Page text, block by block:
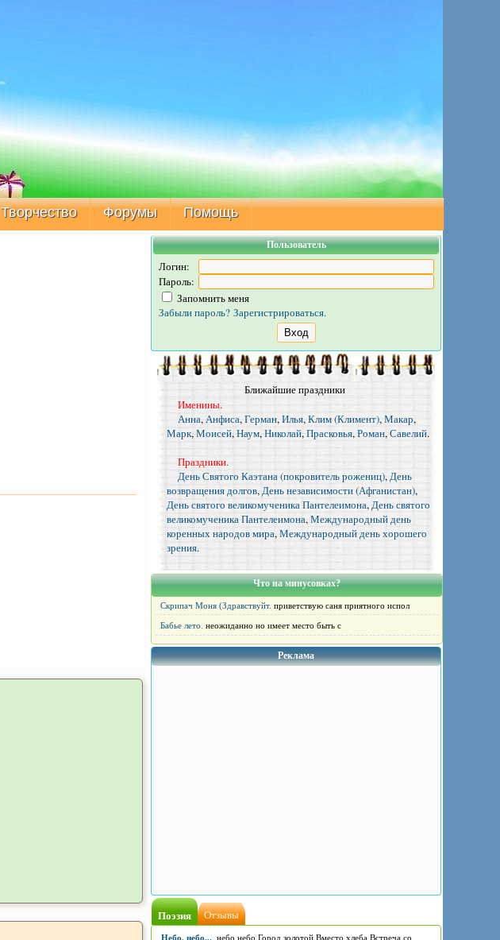
Творчество Форумы Помощь
Пользователь
Логин:
Пароль:
Запомнить меня
Забыли пароль? Зарегистрироваться.
Ближайшие праздники
Именины.
Анна,Анфиса,Герман,Илья,Клим (Климент),Макар,
Марк,Моисей,Наум,Николай,Прасковья,Роман,Савелий.
Праздники.
День Святого Каэтана (покровитель рожениц),День
возвращения долгов,День независимости (Афганистан),
День святого великомученика Пантелеимона,День святого
великомученика Пантелеимона,Международный день
коренных народов мира,Международный день хорошего
зрения.
Что на минусовках?
Скрипач Моня (Здравствуйт. приветствую саня приятного испол
Бабье лето. неожиданно но имеет место быть с
Реклама
Поэзия Отзывы
небо небо Город золотой Вместо хлеба Встреча со